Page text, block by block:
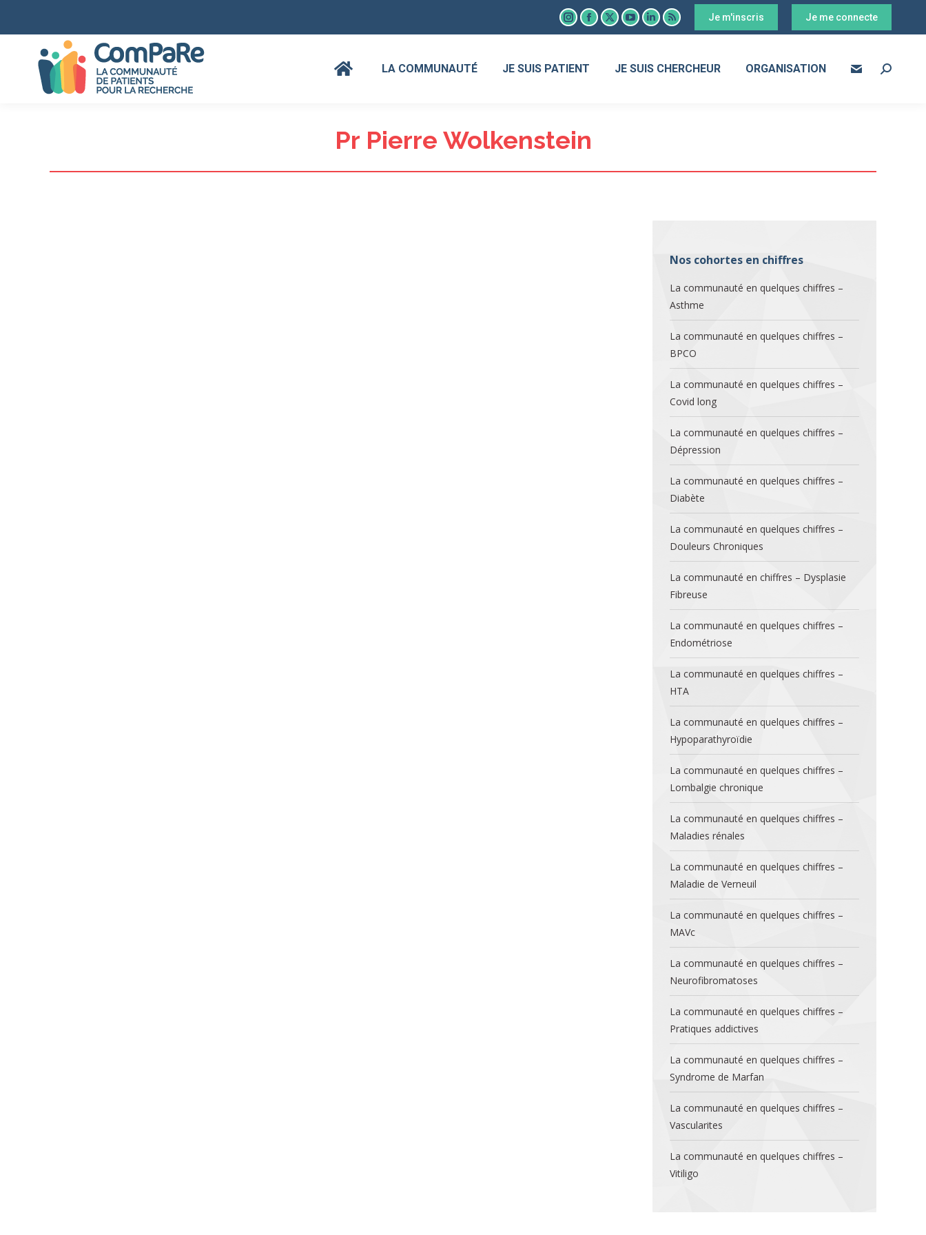
Instagram
opens
Facebook
opens
X
opens
YouTube
opens
LinkedIn
opens
RSS
opens
Je m'inscris Je me connecte
LA COMMUNAUTÉ JE SUIS PATIENT JE SUIS CHERCHEUR ORGANISATION Search:
Pr Pierre Wolkenstein
Nos cohortes en chiffres
La communauté en quelques chiffres –
Asthme
La communauté en quelques chiffres –
BPCO
La communauté en quelques chiffres –
Covid long
La communauté en quelques chiffres –
Dépression
La communauté en quelques chiffres –
Diabète
La communauté en quelques chiffres –
Douleurs Chroniques
La communauté en chiffres – Dysplasie
Fibreuse
La communauté en quelques chiffres –
Endométriose
La communauté en quelques chiffres –
HTA
La communauté en quelques chiffres –
Hypoparathyroïdie
La communauté en quelques chiffres –
Lombalgie chronique
La communauté en quelques chiffres –
Maladies rénales
La communauté en quelques chiffres –
Maladie de Verneuil
La communauté en quelques chiffres –
MAVc
La communauté en quelques chiffres –
Neurofibromatoses
La communauté en quelques chiffres –
Pratiques addictives
La communauté en quelques chiffres –
Syndrome de Marfan
La communauté en quelques chiffres –
Vascularites
La communauté en quelques chiffres –
Vitiligo